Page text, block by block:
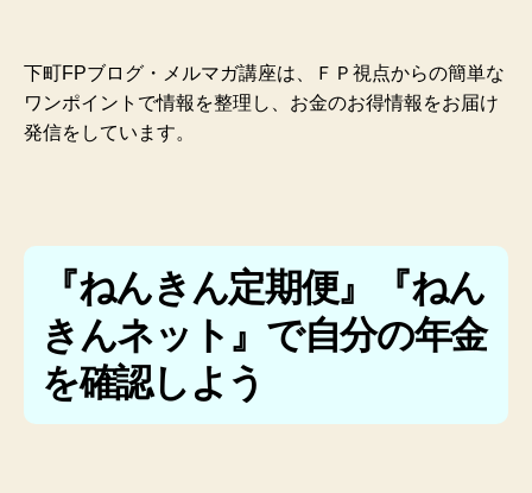
下町FPブログ・メルマガ講座は、ＦＰ視点からの簡単な
ワンポイントで情報を整理し、お金のお得情報をお届け
発信をしています。
『ねんきん定期便』『ねん
きんネット』で自分の年金
を確認しよう